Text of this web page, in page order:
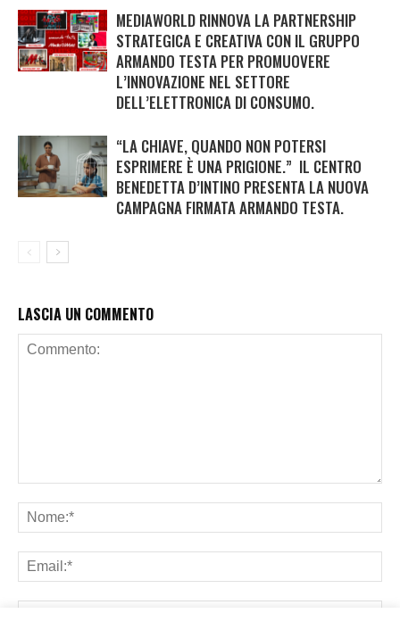
MEDIAWORLD RINNOVA LA PARTNERSHIP
STRATEGICA E CREATIVA CON IL GRUPPO
ARMANDO TESTA PER PROMUOVERE
L’INNOVAZIONE NEL SETTORE
DELL’ELETTRONICA DI CONSUMO.
“LA CHIAVE, QUANDO NON POTERSI
ESPRIMERE È UNA PRIGIONE.” IL CENTRO
BENEDETTA D’INTINO PRESENTA LA NUOVA
CAMPAGNA FIRMATA ARMANDO TESTA.
LASCIA UN COMMENTO